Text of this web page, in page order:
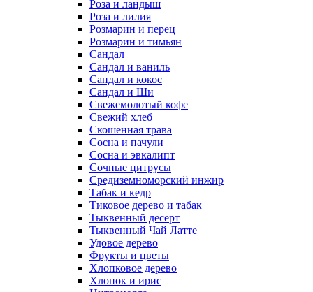
Роза и ландыш
Роза и лилия
Розмарин и перец
Розмарин и тимьян
Сандал
Сандал и ваниль
Сандал и кокос
Сандал и Ши
Свежемолотый кофе
Свежий хлеб
Скошенная трава
Сосна и пачули
Сосна и эвкалипт
Сочные цитрусы
Средиземноморский инжир
Табак и кедр
Тиковое дерево и табак
Тыквенный десерт
Тыквенный Чай Латте
Удовое дерево
Фрукты и цветы
Хлопковое дерево
Хлопок и ирис